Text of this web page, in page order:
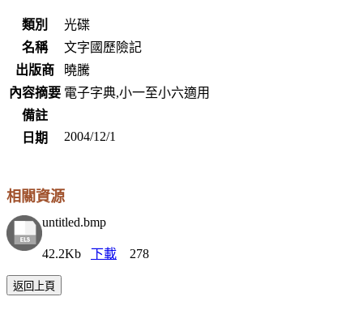
類別
光碟
名稱
文字國歷險記
出版商
曉騰
內容摘要 電子字典,小一至小六適用
備註
日期
2004/12/1
相關資源
untitled.bmp
42.2Kb 下載 278
返回上頁